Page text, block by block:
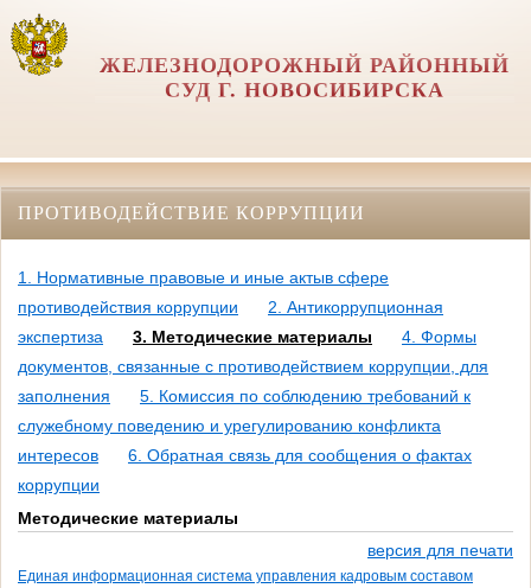
ЖЕЛЕЗНОДОРОЖНЫЙ РАЙОННЫЙ
СУД Г. НОВОСИБИРСКА
ПРОТИВОДЕЙСТВИЕ КОРРУПЦИИ
1. Нормативные правовые и иные актыв сфере
противодействия коррупции
2. Антикоррупционная
экспертиза
3. Методические материалы
4. Формы
документов, связанные с противодействием коррупции, для
заполнения
5. Комиссия по соблюдению требований к
служебному поведению и урегулированию конфликта
интересов
6. Обратная связь для сообщения о фактах
коррупции
Методические материалы
версия для печати
Единая информационная система управления кадровым составом